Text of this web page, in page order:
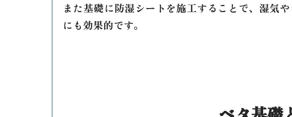
また基礎に防湿シートを施工することで、湿気
にも効果的です。